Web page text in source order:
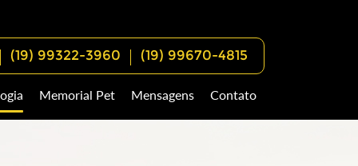
(19) 99322-3960 (19) 99670-4815
Memorial Pet Mensagens Contato